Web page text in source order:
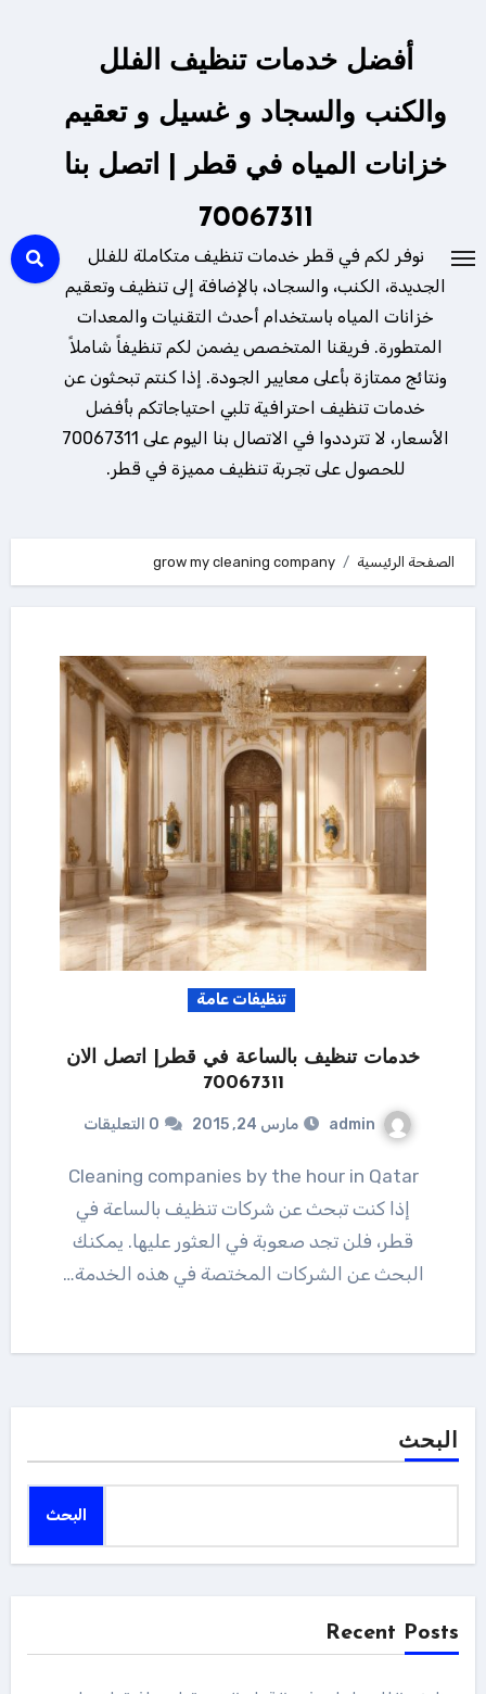
أفضل خدمات تنظيف الفلل
والكنب والسجاد و غسيل و تعقيم
خزانات المياه في قطر | اتصل بنا
70067311
نوفر لكم في قطر خدمات تنظيف متكاملة للفلل
الجديدة، الكنب، والسجاد، بالإضافة إلى تنظيف وتعقيم
خزانات المياه باستخدام أحدث التقنيات والمعدات
المتطورة. فريقنا المتخصص يضمن لكم تنظيفاً شاملاً
ونتائج ممتازة بأعلى معايير الجودة. إذا كنتم تبحثون عن
خدمات تنظيف احترافية تلبي احتياجاتكم بأفضل
الأسعار، لا تترددوا في الاتصال بنا اليوم على 70067311
للحصول على تجربة تنظيف مميزة في قطر.
الصفحة الرئيسية grow my cleaning company
تنظيفات عامة
خدمات تنظيف بالساعة في قطر| اتصل الان
70067311
admin مارس 24, 2015 0 التعليقات
Cleaning companies by the hour in Qatar
إذا كنت تبحث عن شركات تنظيف بالساعة في
قطر، فلن تجد صعوبة في العثور عليها. يمكنك
البحث عن الشركات المختصة في هذه الخدمة…
البحث
البحث
Recent Posts